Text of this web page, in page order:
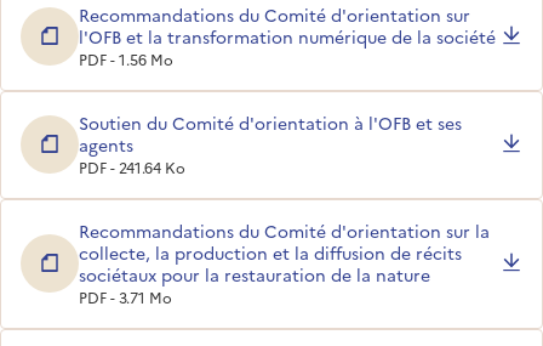
Recommandations du Comité d'orientation sur
l'OFB et la transformation numérique de la société
PDF - 1.56 Mo
Soutien du Comité d'orientation à l'OFB et ses
agents
PDF - 241.64 Ko
Recommandations du Comité d'orientation sur la
collecte, la production et la diffusion de récits
sociétaux pour la restauration de la nature
PDF - 3.71 Mo